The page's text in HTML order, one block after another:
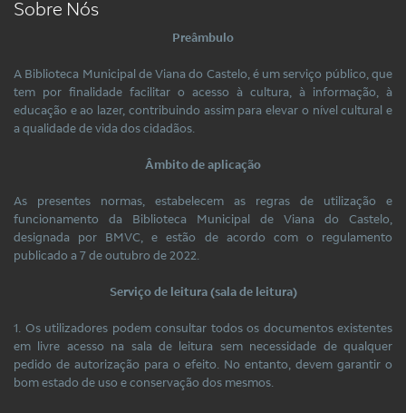
Sobre Nós
Preâmbulo
A Biblioteca Municipal de Viana do Castelo, é um serviço público, que
tem por finalidade facilitar o acesso à cultura, à informação, à
educação e ao lazer, contribuindo assim para elevar o nível cultural e
a qualidade de vida dos cidadãos.
Âmbito de aplicação
As presentes normas, estabelecem as regras de utilização e
funcionamento da Biblioteca Municipal de Viana do Castelo,
designada por BMVC, e estão de acordo com o regulamento
publicado a 7 de outubro de 2022.
Serviço de leitura (sala de leitura)
1. Os utilizadores podem consultar todos os documentos existentes
em livre acesso na sala de leitura sem necessidade de qualquer
pedido de autorização para o efeito. No entanto, devem garantir o
bom estado de uso e conservação dos mesmos.